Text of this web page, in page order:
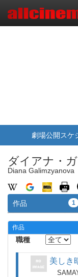
劇場公開スケ
ダイアナ・
Diana Galimzyanova
作品 1
作品
職種
美しき